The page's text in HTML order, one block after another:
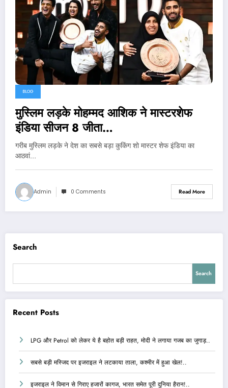
BLOG
मुस्लिम लड़के मोहम्मद आशिक ने मास्टरशेफ
इंडिया सीजन 8 जीता…
गरीब मुस्लिम लड़के ने देश का सबसे बड़ा कुकिंग शो मास्टर शेफ इंडिया का
आठवां…
Admin 0 Comments Read More
Search
Search
Recent Posts
LPG और Petrol को लेकर ये है बहोत बड़ी राहत, मोदी ने लगाया गजब का जुगाड़..
सबसे बड़ी मस्जिद पर इजराइल ने लटकाया ताला, कश्मीर में हुआ खेल!..
इजराइल ने विमान से गिराए हजारों कागज, भारत समेत पूरी दुनिया हैरान!..